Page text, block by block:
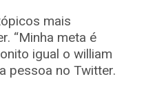
mais
“Minha meta é
igual o william
pessoa no Twitter.